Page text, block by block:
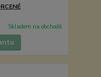
Skladem na obchodě